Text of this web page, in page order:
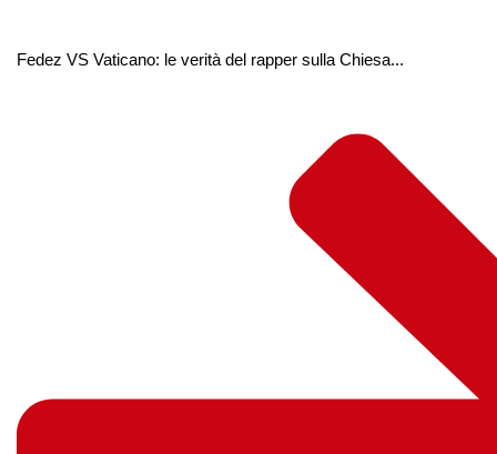
Fedez VS Vaticano: le verità del rapper sulla Chiesa...